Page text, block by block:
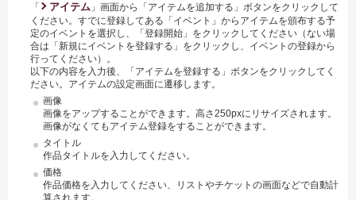
「
アイテム 」画面から「アイテムを追加する」ボタンをクリックして
ください。すでに登録してある「イベント」からアイテムを頒布する予
定のイベントを選択し、「登録開始」をクリックしてください（ない場
合は「新規にイベントを登録する」をクリックし、イベントの登録から
行ってください）。
以下の内容を入力後、「アイテムを登録する」ボタンをクリックしてく
ださい。アイテムの設定画面に遷移します。
画像
画像をアップすることができます。高さ250pxにリサイズされます。
画像がなくてもアイテム登録をすることができます。
タイトル
作品タイトルを入力してください。
価格
作品価格を入力してください、リストやチケットの画面などで自動計
算されます。